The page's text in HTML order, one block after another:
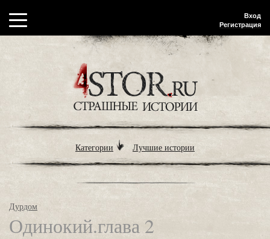
Вход
Регистрация
Категории Лучшие истории
Дурдом
Одинокий.глава 2